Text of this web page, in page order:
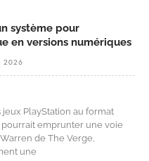
système pour
en versions numériques
2026
PlayStation au format
pourrait emprunter une voie
de The Verge,
une